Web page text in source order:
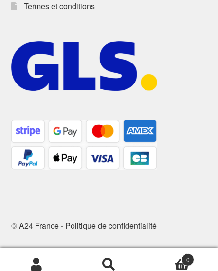
Termes et conditions
©A24 France- Politique de confidentialité
Recherche
Recherche
0